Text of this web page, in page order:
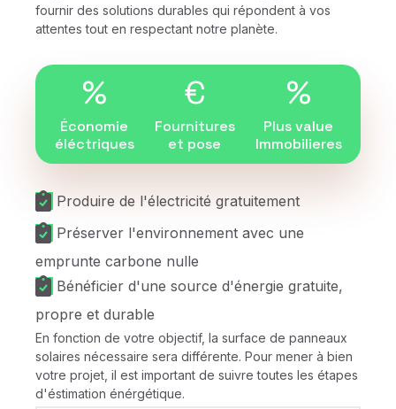
fournir des solutions durables qui répondent à vos
attentes tout en respectant notre planète.
%
Économie
éléctriques
€
Fournitures
et pose
%
Plus value
Immobilieres
Produire de l'électricité gratuitement
Préserver l'environnement avec une
emprunte carbone nulle
Bénéficier d'une source d'énergie gratuite,
propre et durable
En fonction de votre objectif, la surface de panneaux
solaires nécessaire sera différente. Pour mener à bien
votre projet, il est important de suivre toutes les étapes
d'éstimation énérgétique.